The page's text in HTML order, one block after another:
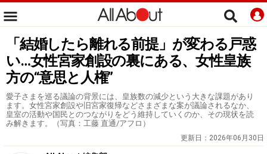
「結婚したら離れる前提」が変わる戸惑
い…女性宮家創設の裏にある、女性皇族
方の“意思と人権”
愛子さまを巡る議論の背景には、皇族数の減少という大きな課題があり
ます。女性宮家創設や旧宮家復帰などさまざまな案が議論されるなか、
皇室の活動や国民とのつながりをどう維持していくのか、その現状を読
み解きます。（写真：工藤 直通/アフロ）
更新日： 2026年06月30日